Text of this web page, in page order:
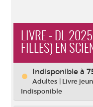
LIVRE - DL 2025
FILLES) EN
Indisponible à
Adultes | Livre
Indisponible